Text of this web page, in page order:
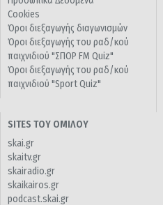
Cookies
Όροι διεξαγωγής διαγωνισμών
Όροι διεξαγωγής του ραδ/κού
παιχνιδιού "ΣΠΟΡ FM Quiz"
Όροι διεξαγωγής του ραδ/κού
παιχνιδιού "Sport Quiz"
SITES ΤΟΥ ΟΜΙΛΟΥ
skai.gr
skaitv.gr
skairadio.gr
skaikairos.gr
podcast.skai.gr